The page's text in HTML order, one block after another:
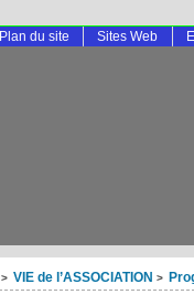
> VIE de l’ASSOCIATION >
Plan du site Sites Web